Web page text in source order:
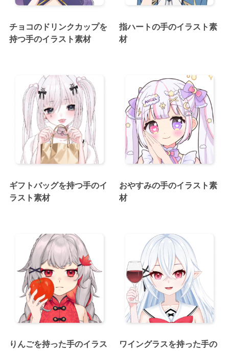
チョコのドリンクカップを
持つ手のイラスト素材
指ハートの手のイラスト素
材
ギフトバッグを持つ手のイ
ラスト素材
おやすみの手のイラスト素
材
りんごを持った手のイラス
ワイングラスを持った手の